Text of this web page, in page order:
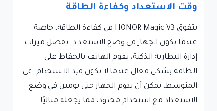
وقت الاستعداد وكفاءة الطاقة
يتفوق HONOR Magic V3 في كفاءة الطاقة، خاصة
عندما يكون الجهاز في وضع الاستعداد. بفضل ميزات
إدارة البطارية الذكية، يقوم الهاتف بالحفاظ على
الطاقة بشكل فعال عندما لا يكون قيد الاستخدام. في
المتوسط، يمكن أن يدوم الجهاز حتى يومين في وضع
الاستعداد مع استخدام محدود، مما يجعله مثاليًا